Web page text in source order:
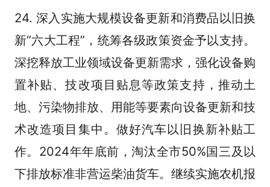
24. 深入实施大规模设备更新和消费品以旧换
新“六大工程”，统筹各级政策资金予以支持。
深挖释放工业领域设备更新需求，强化设备购
置补贴、技改项目贴息等政策支持，推动土
地、污染物排放、用能等要素向设备更新和技
术改造项目集中。做好汽车以旧换新补贴工
作。2024年年底前，淘汰全市50%国三及以
下排放标准非营运柴油货车。继续实施农机报